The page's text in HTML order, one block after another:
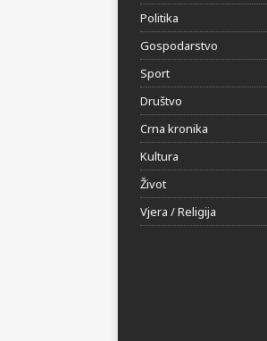
Politika
Gospodarstvo
Sport
Društvo
Crna kronika
Kultura
Život
Vjera / Religija